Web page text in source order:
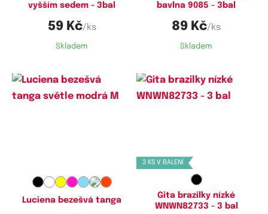
vyšším sedem - 3bal
59 Kč/ks
Skladem
bavlna 9085 - 3bal
89 Kč/ks
Skladem
Luciena bezešvá tanga
3 KS V BALENÍ
Gita brazilky nízké
WNWN82733 - 3 bal